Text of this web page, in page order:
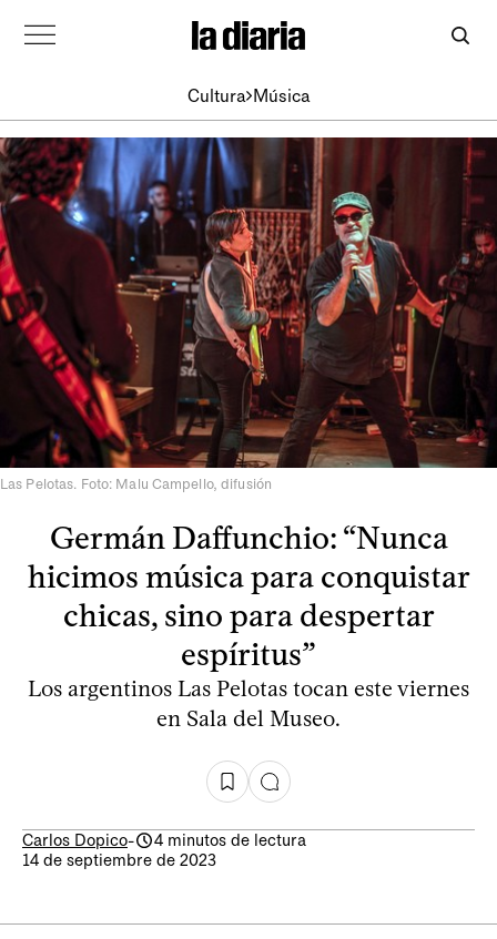
Cultura Música
Las Pelotas. Foto: Malu Campello, difusión
Germán Daffunchio: “Nunca
hicimos música para conquistar
chicas, sino para despertar
espíritus”
Los argentinos Las Pelotas tocan este viernes
en Sala del Museo.
Carlos Dopico-
4 minutos de lectura
14 de septiembre de 2023